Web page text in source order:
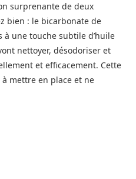
surprenante de deux
bien : le bicarbonate de
à une touche subtile d’huile
nettoyer, désodoriser et
et efficacement. Cette
mettre en place et ne